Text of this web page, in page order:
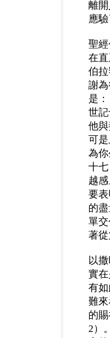
離
應
聖
在
伯
謝
是：
世
他
可
為
十
越
要
的
單
著
以
實
有
難
的
2）